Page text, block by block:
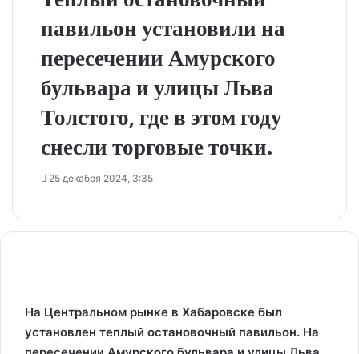
павильон установили на
пересечении Амурского
бульвара и улицы Льва
Толстого, где в этом году
снесли торговые точки.
25 декабря 2024, 3:35
На Центральном рынке в Хабаровске был
установлен теплый остановочный павильон. На